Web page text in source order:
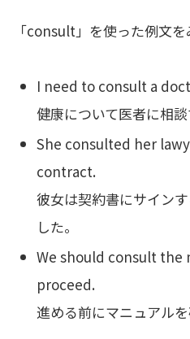
「consult」を使った例文を
I need to consult a
健康について医者に相談
She consulted her
contract.
彼女は契約書にサイン
した。
We should consult the
proceed.
進める前にマニュアルを